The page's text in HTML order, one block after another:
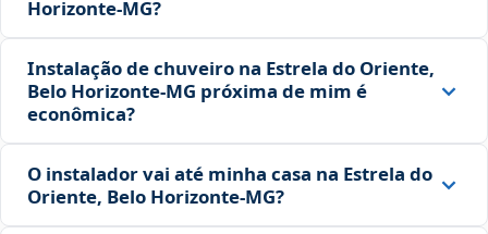
Horizonte‑MG?
Instalação de chuveiro na Estrela do Oriente,
Belo Horizonte‑MG próxima de mim é
econômica?
O instalador vai até minha casa na Estrela do
Oriente, Belo Horizonte‑MG?